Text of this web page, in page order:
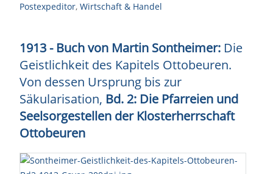
Postexpeditor, Wirtschaft & Handel
1913 - Buch von Martin Sontheimer: Die
Geistlichkeit des Kapitels Ottobeuren.
Von dessen Ursprung bis zur
Säkularisation, Bd. 2: Die Pfarreien und
Seelsorgestellen der Klosterherrschaft
Ottobeuren